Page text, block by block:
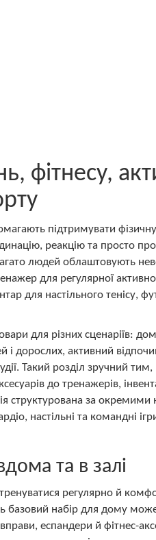
фітнесу,
підтримувати
реакцію та просто
людей облаштовують
для регулярної
для настільного тенісу,
для різних сценаріїв:
і дорослих, активний
Такий розділ зручний
до тренажерів,
структурована за
настільні та командні
та в залі
регулярно й
базовий набір для дому може
еспандери й фітнес-